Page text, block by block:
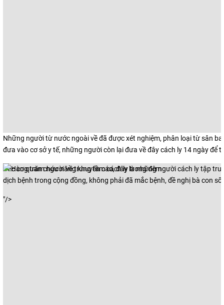
Những người từ nước ngoài về đã được xét nghiệm, phân loại từ sân
đưa vào cơ sở y tế, những người còn lại đưa về đây cách ly 14 ngày để
Các cơ quan chức năng khuyến cáo, đây là những người cách ly tập
dịch bệnh trong cộng đồng, không phải đã mắc bệnh, đề nghị bà con
"/>